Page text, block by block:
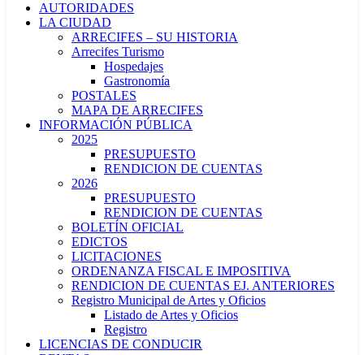
AUTORIDADES
LA CIUDAD
ARRECIFES – SU HISTORIA
Arrecifes Turismo
Hospedajes
Gastronomía
POSTALES
MAPA DE ARRECIFES
INFORMACIÓN PÚBLICA
2025
PRESUPUESTO
RENDICION DE CUENTAS
2026
PRESUPUESTO
RENDICION DE CUENTAS
BOLETÍN OFICIAL
EDICTOS
LICITACIONES
ORDENANZA FISCAL E IMPOSITIVA
RENDICION DE CUENTAS EJ. ANTERIORES
Registro Municipal de Artes y Oficios
Listado de Artes y Oficios
Registro
LICENCIAS DE CONDUCIR